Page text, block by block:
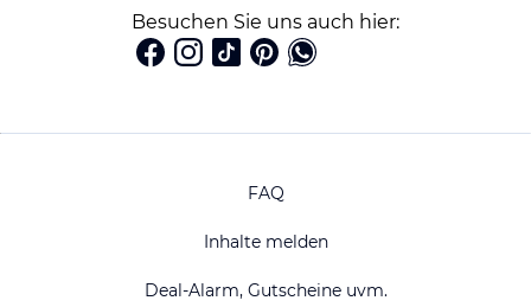
Besuchen Sie uns auch hier:
FAQ
Inhalte melden
Deal-Alarm, Gutscheine uvm.